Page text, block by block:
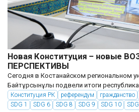
Новая Конституция – новые
ПЕРСПЕКТИВЫ
Сегодня в Костанайском региональном
Байтұрсынұлы подвели итоги
принятию новой Конституции РК,
перспективы. На диалоговой площадке
Конституция РК референдум гражданство
SDG 1
SDG 6 SDG 8 SDG 9 SDG 10